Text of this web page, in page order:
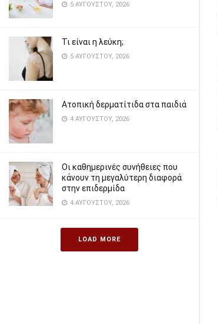
5 ΑΥΓΟΎΣΤΟΥ, 2026
Τι είναι η λεύκη;
5 ΑΥΓΟΎΣΤΟΥ, 2026
Ατοπική δερματίτιδα στα παιδιά
4 ΑΥΓΟΎΣΤΟΥ, 2026
Οι καθημερινές συνήθειες που
κάνουν τη μεγαλύτερη διαφορά
στην επιδερμίδα
4 ΑΥΓΟΎΣΤΟΥ, 2026
LOAD MORE